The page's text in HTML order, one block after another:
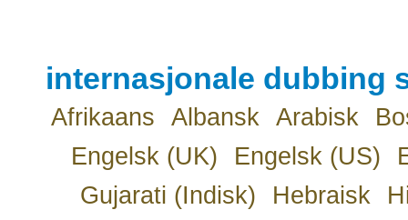
internasjonale dubbing
Afrikaans Albansk Arabisk
Engelsk (UK)
Engelsk (US)
Gujarati (Indisk)
Hebraisk